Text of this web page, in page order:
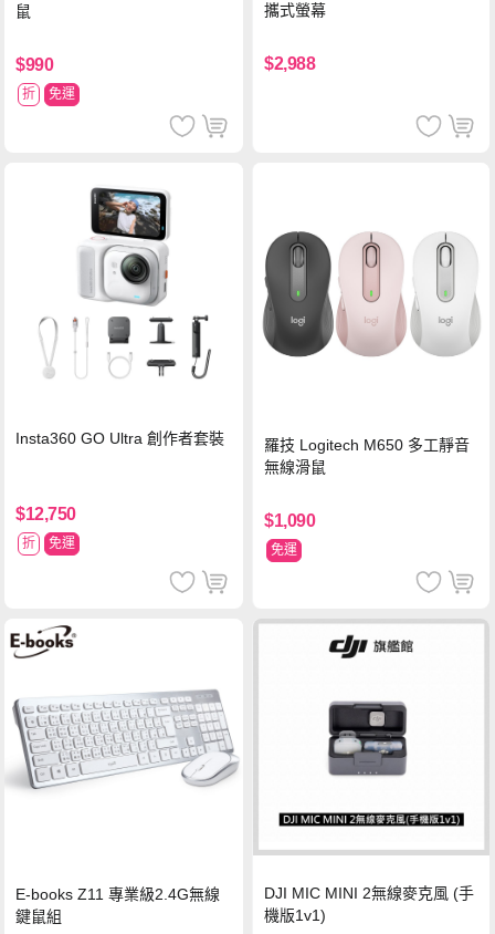
鼠
$990
折 免運
攜式螢幕
$2,988
Insta360 GO Ultra 創作者套裝
$12,750
折 免運
羅技 Logitech M650 多工靜音
無線滑鼠
$1,090
免運
E-books Z11 專業級2.4G無線
鍵鼠組
DJI MIC MINI 2無線麥克風 (手
機版1v1)